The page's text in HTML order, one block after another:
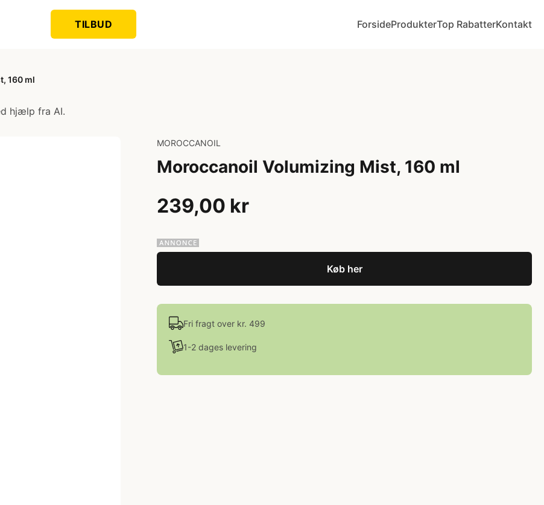
TILBUD ForsideProdukterTop RabatterKontakt
160 ml
hjælp fra AI.
MOROCCANOIL
Moroccanoil Volumizing Mist, 160 ml
239,00 kr
Køb her
Fri fragt over kr. 499
1-2 dages levering